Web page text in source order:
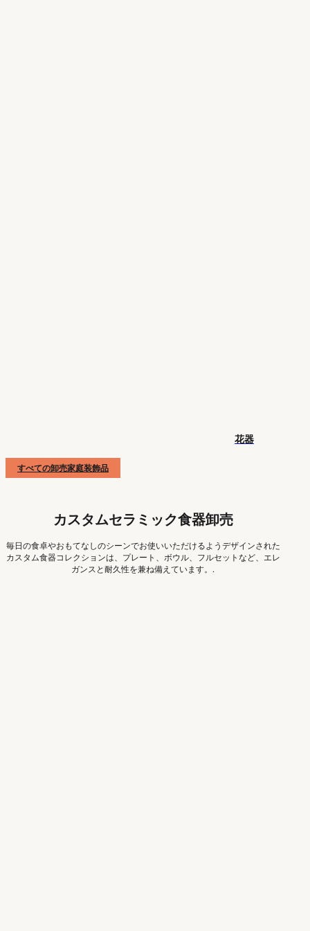
花器
すべての卸売家庭装飾品
カスタムセラミック食器卸売
毎日の食卓やおもてなしのシーンでお使いいただけるようデザインされた
カスタム食器コレクションは、プレート、ボウル、フルセットなど、エレ
ガンスと耐久性を兼ね備えています。.